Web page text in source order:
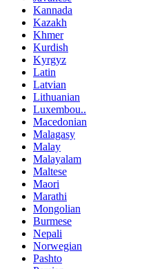
Kannada
Kazakh
Khmer
Kurdish
Kyrgyz
Latin
Latvian
Lithuanian
Luxembou..
Macedonian
Malagasy
Malay
Malayalam
Maltese
Maori
Marathi
Mongolian
Burmese
Nepali
Norwegian
Pashto